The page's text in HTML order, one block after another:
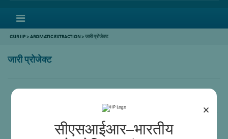
×
सीएसआईआर–भारतीय
CSIR IIP>AROMATIC EXTRACTION>जारी प्रोजेक्ट
जारी प्रोजेक्ट
पेट्रोकेमिकल / रिफाइनरी फीडस्टॉक्स से नेफ़थलीन की वसूली पर व्यवहार्यता अध्ययन